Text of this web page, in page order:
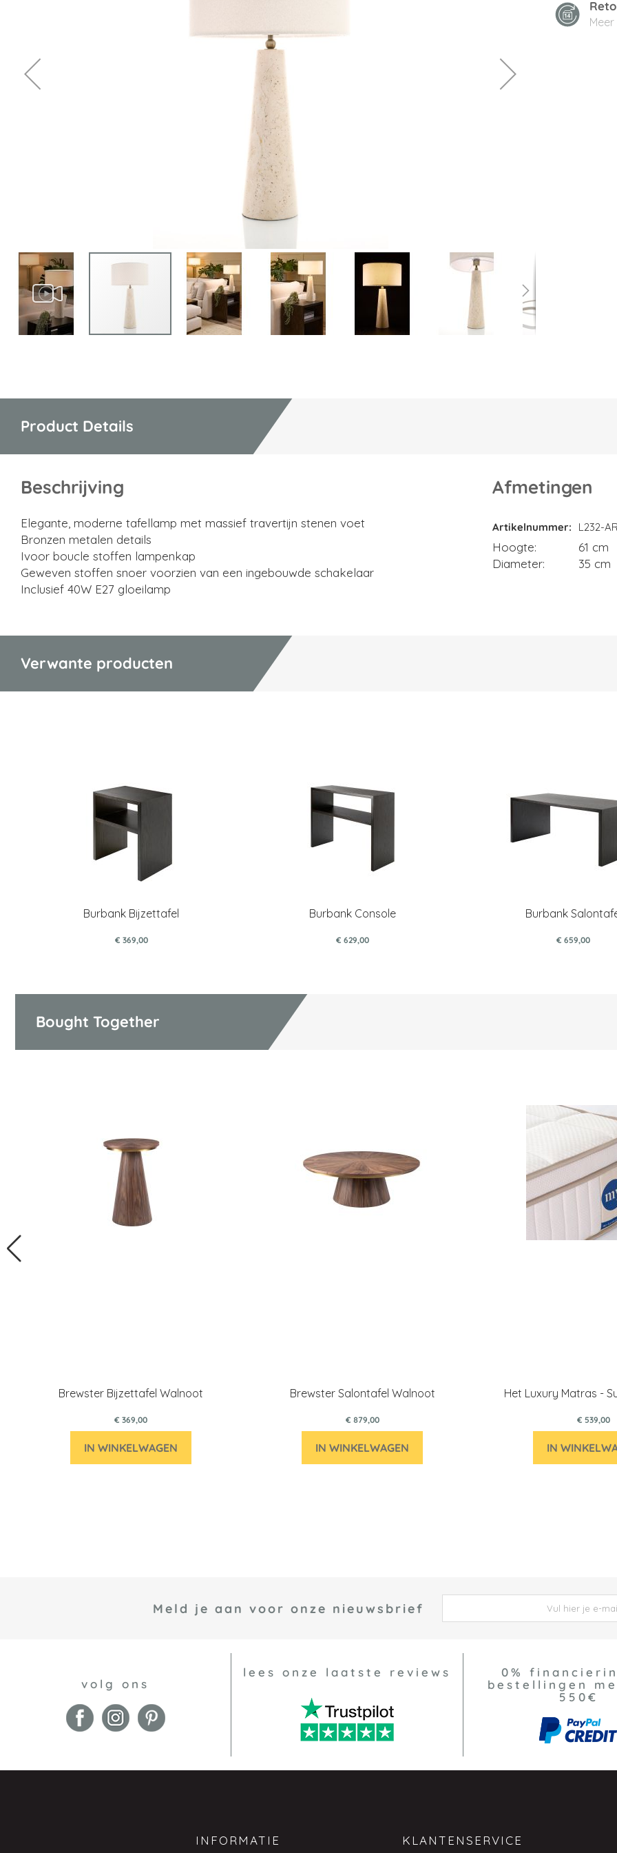
begin
gallerij
Product Details
Beschrijving
Elegante, moderne tafellamp met massief travertijn stenen voet
Bronzen metalen details
Ivoor boucle stoffen lampenkap
Geweven stoffen snoer voorzien van een ingebouwde schakelaar
Inclusief 40W E27 gloeilamp
Afmetingen
Afmetingen
Artikelnummer L232-
Hoogte
61 cm
Diameter
35 cm
Verwante producten
Burbank Bijzettafel
€ 369,00
Burbank Console
€ 629,00
Burbank
€ 659,00
Bought Together
Brewster Bijzettafel Walnoot
€ 369,00
IN WINKELWAGEN
Brewster Salontafel Walnoot
€ 879,00
IN WINKELWAGEN
Het Luxury Matras -
€ 539,00
IN
Meld je aan voor onze nieuwsbrief
volg ons
lees onze laatste reviews
0%
bestellingen
550€
INFORMATIE KLANTENSERVICE